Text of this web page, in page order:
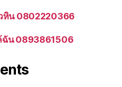
วหิน 0802220366
ฉัน 0893861506